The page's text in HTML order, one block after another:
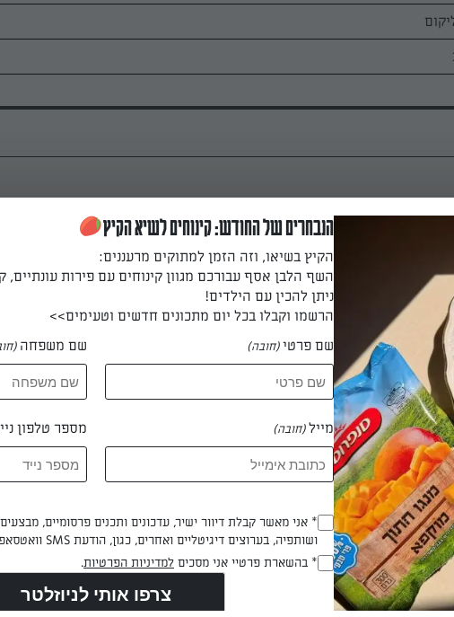
במלח גס, פלפל שחור וחצי מכמות השמן זית.
בגריל ומורידים להם את הקליפה.
ע"י טחינה של הצנוברים, הבזילקום והשמן זית (עד לקבלת ממרח).
את הדג לרצועות.
דקות
הנבחרים של החודש: קינוחים לשיא הקיץ
הקיץ בשיאו, וזה הזמן למתוקים מרעננים:
השף הלבן אסף עבורכם מגוון קינוחים עם פירות
ניתן להכין עם הילדים!
הרשמו וקבלו בכל יום מתכונים חדשים וטעימים>>
שם פרטי(חובה) שם משפחה
מייל(חובה) מספר טלפון
Opt_In
(חובה)
* אני מאשר קבלת דיוור ישיר, עדכונים ותכנים פרסומיים,
ושותפיה, בערוצים דיגיטליים ואחרים, כגון, הודעת SMS וואטסאפ, מייל
RegulationsApproved
* בהשארת פרטיי אני מסכים למדיניות הפרטיות.